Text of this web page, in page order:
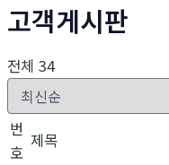
고객게시판
전체 34
번
호
제목